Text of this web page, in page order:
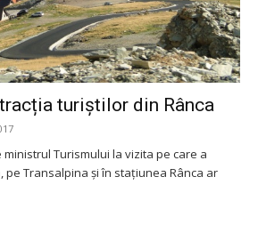
turiștilor din Rânca
Turismului la vizita pe care a
Transalpina și în stațiunea Rânca ar